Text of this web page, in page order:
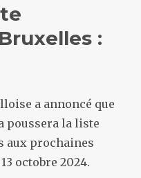
:
a annoncé que
poussera la liste
aux prochaines
octobre 2024.